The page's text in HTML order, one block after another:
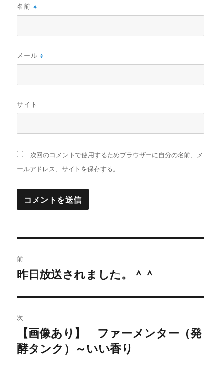
名前※
メール※
サイト
次回のコメントで使用するためブラウザーに自分の名前、メ
ールアドレス、サイトを保存する。
稿
ビ
ゲ
ー
前
過
の
投
稿:
昨日放送されました。＾＾
次
の
【画像あり】 ファーメンター（発
酵タンク）～いい香り